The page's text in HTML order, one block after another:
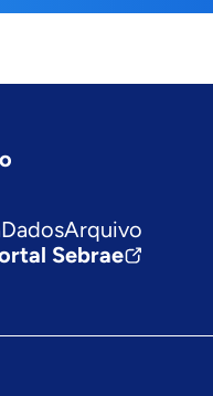
DadosArquivo
Sebrae